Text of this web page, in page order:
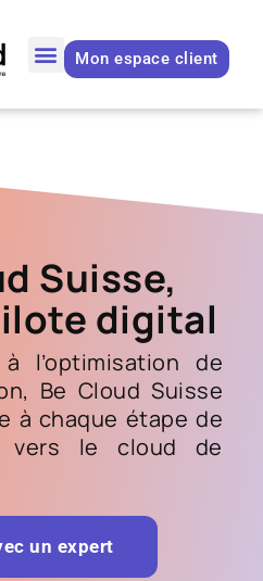
Mon espace client
Suisse,
digital
l’optimisation de
Be Cloud Suisse
à chaque étape de
vers le cloud de
un expert